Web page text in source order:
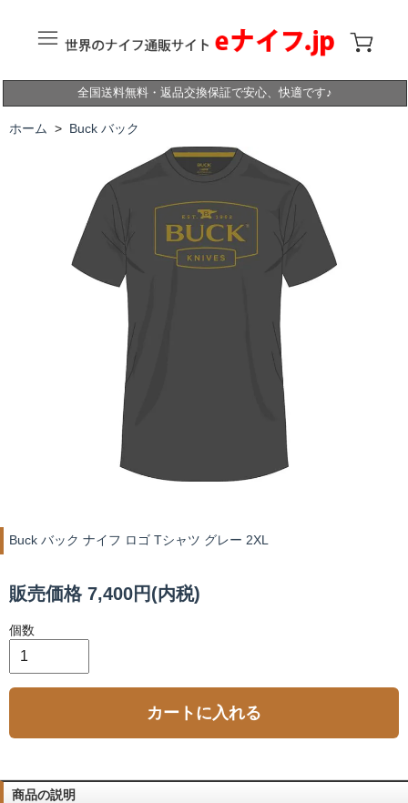
全国送料無料・返品交換保証で安心、快適です♪
ホーム > Buck バック
Buck バック ナイフ ロゴ Tシャツ グレー 2XL
販売価格 7,400円(内税)
個数
カートに入れる
商品の説明